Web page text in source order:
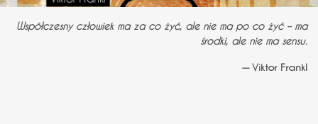
Współczesny człowiek ma za co żyć, ale nie ma po co żyć – ma
środki, ale nie ma sensu.
— Viktor Frankl